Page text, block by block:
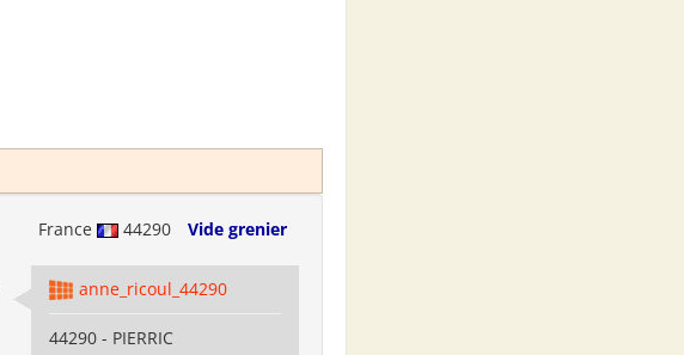
France 44290 Vide grenier
anne_ricoul_44290
44290 - PIERRIC